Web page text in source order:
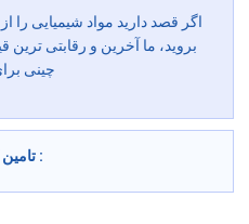
اگر قصد دارید مواد شیمیایی را
چینی
422518-10-3 (0) تامین کنندگان برای :